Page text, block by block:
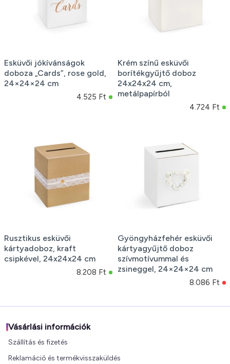
Esküvői jókívánságok
doboza „Cards”, rose gold,
24×24×24 cm
4.525 Ft
Krém színű esküvői
borítékgyűjtő doboz
24x24x24 cm,
metálpapírból
4.724 Ft
Rusztikus esküvői
kártyadoboz, kraft
csipkével, 24x24x24 cm
8.208 Ft
Gyöngyházfehér esküvői
kártyagyűjtő doboz
szívmotívummal és
zsineggel, 24×24×24 cm
8.086 Ft
Vásárlási információk
Szállítás és fizetés
Reklamáció és termékvisszaküldés